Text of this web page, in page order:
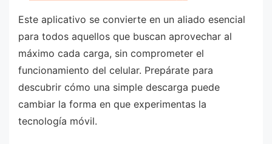
Este aplicativo se convierte en un aliado esencial
para todos aquellos que buscan aprovechar al
máximo cada carga, sin comprometer el
funcionamiento del celular. Prepárate para
descubrir cómo una simple descarga puede
cambiar la forma en que experimentas la
tecnología móvil.